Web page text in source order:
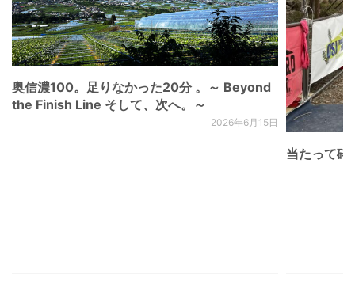
奥信濃100。足りなかった20分 。～ Beyond
the Finish Line そして、次へ。～
2026年6月15日
当たって砕